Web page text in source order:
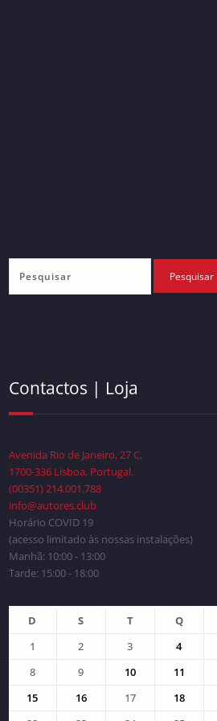
Contactos | Loja
Avenida Rio de Janeiro, 27 C,
1700-336 Lisboa, Portugal.
(00351) 214.001.788
info@autores.club
Horário COVID 19
(acesso limitado às nossas instalações)
Manhã: 10:00 - 13:00
Tarde: 15:00 - 18:00
D S T Q
1
2 3 4
8
9 10 11
15
16 17 18